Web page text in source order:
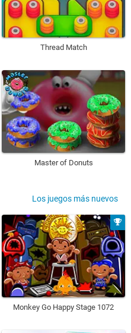
Thread Match
Master of Donuts
Los juegos más nuevos
Monkey Go Happy Stage 1072